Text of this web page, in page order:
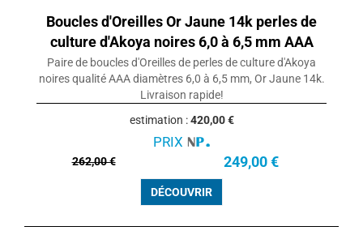
Boucles d'Oreilles Or Jaune 14k perles de
culture d'Akoya noires 6,0 à 6,5 mm AAA
Paire de boucles d'Oreilles de perles de culture d'Akoya
noires qualité AAA diamètres 6,0 à 6,5 mm, Or Jaune 14k.
Livraison rapide!
estimation :420,00 €
PRIX
262,00 € 249,00 €
DÉCOUVRIR